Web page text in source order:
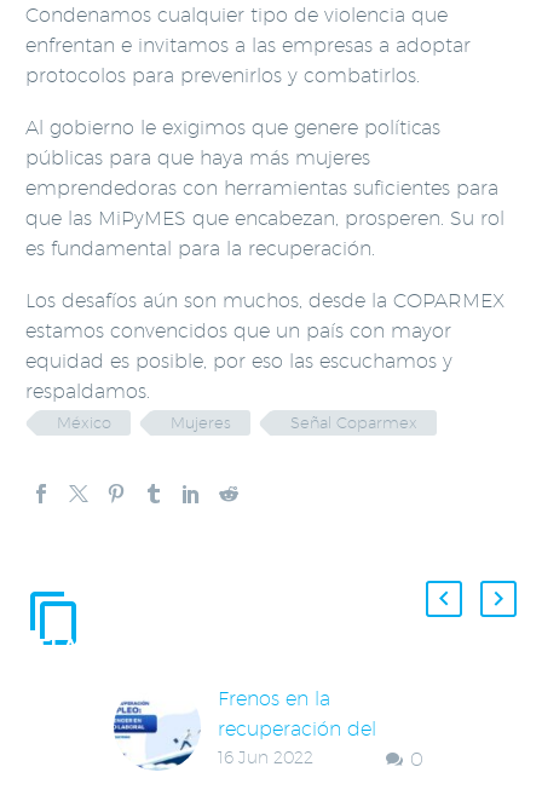
Condenamos cualquier tipo de violencia que
enfrentan e invitamos a las empresas a adoptar
protocolos para prevenirlos y combatirlos.
Al gobierno le exigimos que genere políticas
públicas para que haya más mujeres
emprendedoras con herramientas suficientes para
que las MiPyMES que encabezan, prosperen. Su rol
es fundamental para la recuperación.
Los desafíos aún son muchos, desde la COPARMEX
estamos convencidos que un país con mayor
equidad es posible, por eso las escuchamos y
respaldamos.
México Mujeres Señal Coparmex
RELACIONADAS
Frenos en la
recuperación del
empleo: Retos a
0
16 Jun 2022